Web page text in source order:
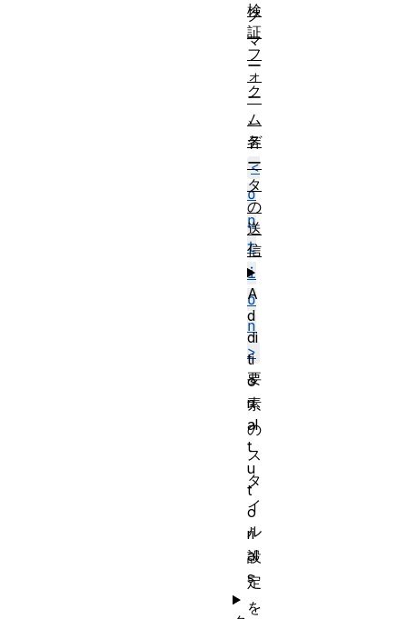
ク
マ
ー
ク
、
各
<
o
p
t
i
o
n
>
要
素
の
ス
タ
イ
ル
設
定
を
検
証
フ
ォ
ー
ム
デ
ー
タ
の
送
信
A
d
di
ti
o
n
al
t
u
t
o
ri
al
s